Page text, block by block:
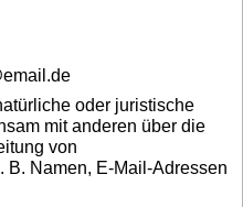
oder juristische
mit anderen über die
von
B. Namen, E-Mail-Adressen